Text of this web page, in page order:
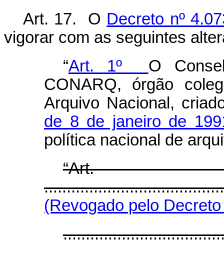
Art. 17. O Decreto nº
vigorar com as seguintes
“Art. 1º O
CONARQ, órgão
Arquivo Nacional,
de 8 de janeiro de
política nacional de
(Revogado pelo